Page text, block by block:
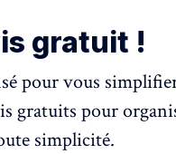
gratuit !
pour vous
gratuits pour
simplicité.